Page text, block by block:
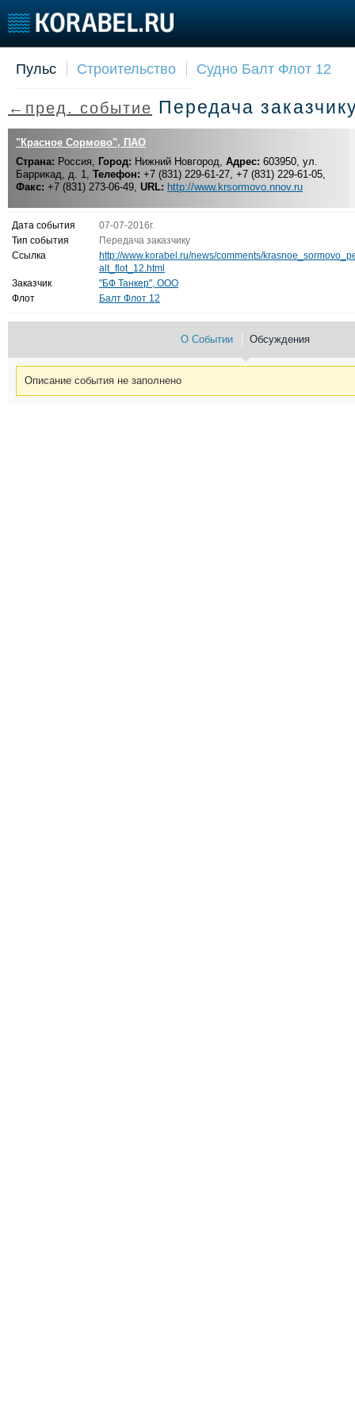
Пульс
Новости
Компании
Репутация
Работа
Журнал
Реклама
Доска объявлений
Продажа флота
Оборудование
Изделия
Материалы
Личности
Пульс Строительство Судно Балт Флот 12
←пред. событие Передача
"Красное Сормово", ПАО
Страна: Россия, Город: Нижний Новгород, Адрес: 603950, ул.
Баррикад, д. 1, Телефон: +7 (831) 229-61-27, +7 (831) 229-61-05,
Факс: +7 (831) 273-06-49, URL: http://www.krsormovo.nnov.ru
Дата события
07-07-2016г.
Тип события
Передача заказчику
Ссылка
http://www.korabel.ru/news/comments/
alt_flot_12.html
Заказчик
"БФ Танкер", ООО
Флот
Балт Флот 12
О Событии Обсуждения
Описание события не заполнено